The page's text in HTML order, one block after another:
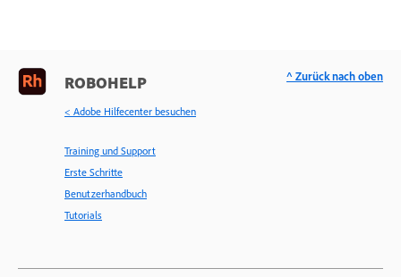
ROBOHELP
< Adobe Hilfecenter besuchen
Training und Support
Erste Schritte
Benutzerhandbuch
Tutorials
^ Zurück nach oben